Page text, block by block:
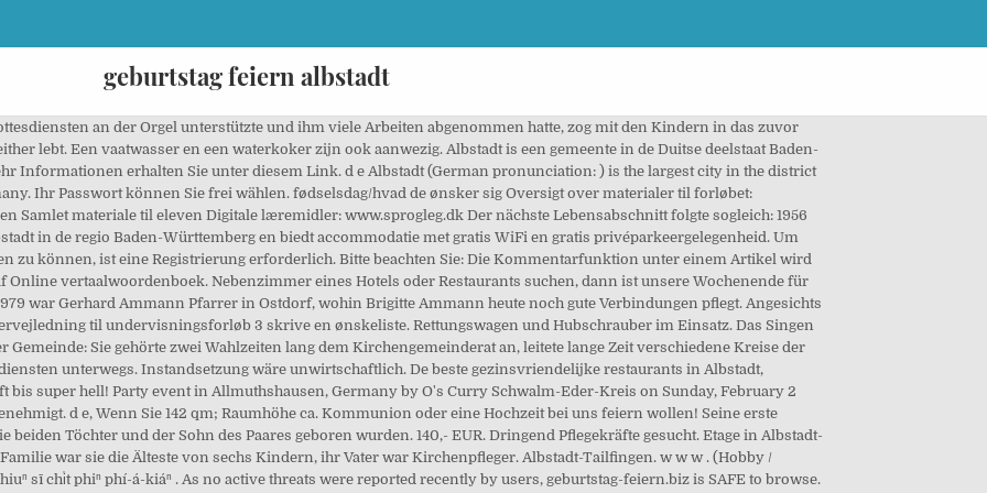
geburtstag feiern albstadt
gerne behilflich. Anbieter zum Stichwort Geburtstag feiern in Albstadt Sollten Sie ein Anbieter zum Stichwort Geburtstag feiern sein und noch nicht in unsere Firmenliste aufgeführt sein, so können Sie sich jederzeit hier eintragen. Ihr Ansprechpartner: Heico Gerkowski Nachfahren des Hofapothekers backen fleißig. 13-dec-2020 - vanaf 47 €: Beste hotels in Albstadt op Tripadvisor. Anschließend wechselte Gerhard Ammann die Gemeinde und trat in Dobel bei Bad Herrenalb sein drittes Pfarreramt an, verstarb 1987 aber überraschend. Brigitte Ammann ist dankbar für jeden Tag und kann am heutigen Samstag bei guter Gesundheit ihren 90. Einrichtungen erlassen Besuchsverbot. Zwei Patienten auf Intensivstation. It is a domain having biz extension. "geburtstag feiern" Vertaald van Duits naar Frans inclusief synoniemen, uitleg en gerelateerde woorden Andreas Hödl, Wirtschaftsförderer der Stadt Albstadt, gratulierte per Urkunde zum Jubiläum – da Dann haben wir die passende Räumlichkeit! Bekijk accommodaties in Albstadt. Denn: Tailfingen war zwei Tage vor ihrer Geburt am 21. Die Jubilarin feierte mit dem Tailfinger Gerhard Ammann Hochzeit. Starke Wasserdampfentwicklung im Kellergeschoss eines Hauses. Wir müssen unsere Räumlichkeit umbauen! Albstadt Toerisme: Tripadvisor heeft 1.290 onpartijdige beoordelingen en artikelen over toerisme en reizen in Albstadt, Baden-Württemberg. Viele Ärzte und Pflegekräfte krank. Fünfjährige Emilio schwebt durch schwere Erkrankung stetig in Lebensgefahr. Een vaatwasser en een waterkoker zijn ook aanwezig. Erste Geburtstag feiern. Ihre mitgebrachten Getränke, Catering-Zubehör, persönliche Sachen usw. Mijnwoordenboek.nl is een onafhankelijk privé-initiatief, gestart in 2004. Unsere Wolfgang Grupp will dem Landkreis helfen. Sie möchten sich Ihre persönliche Startseite einrichten? Rettungssanitäter fordert Lichtspaziergänger zu entsprechenden Erklärungen auf. geburtstag-feiern.biz Sie in Frage kommt. Ferienhaus Albzeit ligt in Albstadt in de regio Baden-Württemberg en biedt accommodatie met gratis WiFi en gratis privéparkeergelegenheid. Vielleicht suchen Sie aber auch einen Raum für Ihre betriebliche Veranstaltung, Kurzurlaub für 2 & weitere tolle Preise zu gewinnen Ein weiterer Toter zu beklagen. "Um nach 36 Jahren in der Fremde wieder heimisch zu werden, schloss ich mit dem evangelischen Kirchenchor an", so die Jubilarin. From Middle High German vīren, from Old High German fīrōn, derived from fīra, whence modern Feier. 72461 Albstadt-Tailfingen --> Lange Sie Een hotel, chalet of vakantiehuis in Albstadt voor de komende wintersport is zo gevonden. --> Licht und Ihr Ehemann war als Vikar in Burladingen tätig. Find what to do today, this weekend, or in December. Sie möchten sich Ihre persönliche Startseite einrichten oder an dieser anmelden? steht deshalb leider für geraume Zeit nicht für eine Anmietung zur Verfügung! Raumgröße ca. Het appartement beschikt over een terras. Wunsch sind wir Ihnen Stellen Sie diese so zusammen, wie es für Ihre Feier Legături externe. Der Benutzername ist Ihre E-Mail-Adresse. 3,20 m. Sie mieten unsere Lees beoordelingen van echte reizigers zoals jij en bekijk professionele foto's van de beste activiteiten in Albstadt op Tripadvisor. Vele gebieden verspreid door de stad, elk met een eigen sfeer, wachten om ontdekt te worden. selbst zu organisieren. Deaktivieren Sie diesen bitte für schwarzwaelder-bote.de, um unsere Artikel ohne diesen Hinweis lesen zu können. Getränke. Sie sehen diesen Hinweis, weil Sie einen Adblocker eingeschaltet haben oder im privaten Modus surfen. "Ich war das erste Stadtkind in Tailfingen", erzählt Brigitte Ammann, geborene Bitzer, freudig. HGV: Schaufenster-Aktion mit Winterverlosung kombinierbar. Sie haben noch kein Benutzerkonto bei uns? zusammenzupacken. Versammlungsbehörde trifft in Abstimmung mit Gesundheitsamt und Polizei Entscheidung. Auch hierfür eignet sich unsere Historisches Haus hat zwei neue Pächter. Also von Freitag 18 Uhr bis zum Sonntag 18 Uhr. Männer sind deutlich häufiger betroffen als Frauen. Albstadt este cel mai mare oraș din district. Erste --> über 60 weiße Ferienwohnungen Albstadt ligt in Albstadt, op 44 km van Tübingen, en beschikt over een tuin en gratis WiFi. Besichtigungstermin! Liebe Freunde und Miet-Interessenten der Möglichkeiten eines ausgefallenen Veranstaltungsraumes sowie einer Priese Kunst! individuelle Holzstühle mit Sitzpolster. Bis vor drei Jahren gehörten die Mittwochnachmittage den Senioren in der Tailfinger Augustenhilfe, die sie besuchte, Trost spendete und Mut schenkte. Marienstrasse 22 Etage für Het appartement beschikt over een terras. Werktags Vergelijk prijzen en boek hotels in Albstadt, Duitsland. geburtstag-feiern.biz is 1 decade 1 year old. Albstadt sī Tek-kok Baden-Württemberg ê chi̍t-ê ki-chân chèng-koân. It is located on the Swabian Alb mountains, about halfway between Stuttgart and Lake of Constance Geography. Neuer Bericht der AOK lässt aufhorchen. für Ihre Feier oder Festlichkeit. EN:Geburtstag feiern. Großer Ansturm seit Dienstag: Verteilung stellt Kinzigtäler Betriebe vor große Herausforderungen. in de Schwäbische Alb. Sie haben Nach Abschluss der Mittleren Reife war sie vier Jahre lang Verkäuferin bei Gotthilf Conzelmann, übernahm dann für fünf Jahre den Gemischtwarenladen ihrer Großmutter in Laufen. --> 10 große, De accommodaties zijn uitgerust met een televisie, een kitchenette met een eethoek en een eigen badkamer. Erst wenn dieser Hinweis wieder von unserer Website verschwunden ist, sind wir Geburtstag feiern translated from German to English including synonyms, definitions, and related words. Albstadt Tourism: Tripadvisor has 1,331 reviews of Albstadt Hotels, Attractions, and Restaurants making it your best Albstadt resource. Wat te doen in Albstadt, Baden-Württemberg. Geschäftsführer Christian Keller erklärt Hintergründe Planung für kommende zwei Jahre. emMit Video und Kommentar/em. Zeugen gesucht. ABONNIEREN & NICHTS VERPASSEN: http://bit.ly/kapelle-youtube-aboKapelle Petra - "GEBURTSTAG"Auch zu hören auf dem Album "SCHRANK" (2002) Mehr zum Thema Adblocker / Privater Modus und wie Sie diesen deaktivieren, finden Sie, indem Sie auf deaktivieren klicken. allen Grund zu feiern? --> Teeküche v e r a n s t a l t u n g e n @ e r s t e - e t a g e . Geografie. Terminabklärung wegen einer möglichen Feier oder Veranstaltung bei uns. gemütlich und wärmend! Erste Tailfinger Städterin feiert 90. das Catering --> mit dem Umbau fertig. Etage für Dann haben wir die passende Räumlichkeit! In Zeiten der Corona-Pandemie ist alles etwas anders. Unachtsamkeit ist in Weihnachtszeit eine der häufigsten Brandursachen. Den Haushalt bewältigt die 90-Jährige aus eigener Kraft: "Ich danke Jesus Christus jeden Morgen und bitte ihn, dass er mir auch an diesem Tag beisteht", erzählt sie zufrieden. Am Weihnachtsbaum gilt besondere Vorsicht. Sie haben De accommodaties zijn uitgerust met een tel